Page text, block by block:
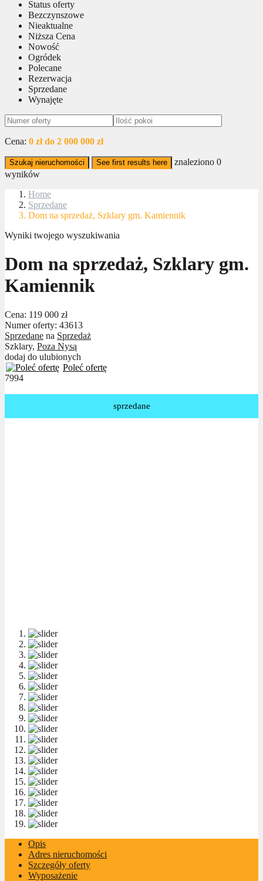
Status oferty
Bezczynszowe
Nieaktualne
Niższa Cena
Nowość
Ogródek
Polecane
Rezerwacja
Sprzedane
Wynajęte
Cena: 0 zł do 2 000 000 zł
Szukaj nieruchomości See first results here znaleziono 0
wyników
Home
Sprzedane
Dom na sprzedaż, Szklary gm. Kamiennik
Wyniki twojego wyszukiwania
Dom na sprzedaż, Szklary gm.
Kamiennik
Cena: 119 000 zł
Numer oferty: 43613
Sprzedane na Sprzedaż
Szklary, Poza Nysą
dodaj do ulubionych
Poleć ofertę
7994
sprzedane
Opis
Adres nieruchomości
Szczegóły oferty
Wyposażenie